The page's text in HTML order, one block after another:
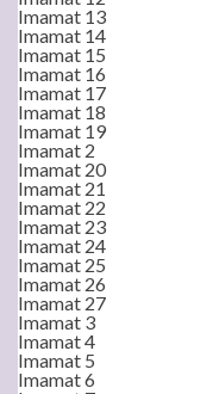
Imamat 13
Imamat 14
Imamat 15
Imamat 16
Imamat 17
Imamat 18
Imamat 19
Imamat 2
Imamat 20
Imamat 21
Imamat 22
Imamat 23
Imamat 24
Imamat 25
Imamat 26
Imamat 27
Imamat 3
Imamat 4
Imamat 5
Imamat 6